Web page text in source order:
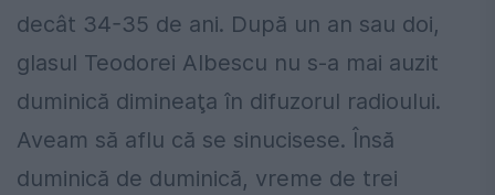
decât 34-35 de ani. După un an sau doi,
glasul Teodorei Albescu nu s-a mai auzit
duminică dimineaţa în difuzorul radioului.
Aveam să aflu că se sinucisese. Însă
duminică de duminică, vreme de trei